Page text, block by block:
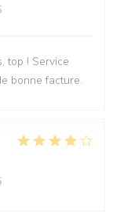
top ! Service
bonne facture.